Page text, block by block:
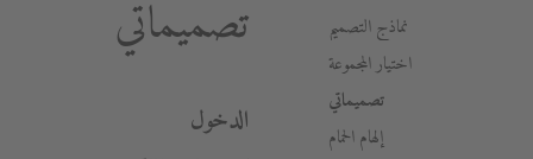
نماذج التصميم
اختيار المجموعة
تصميماتي
إلهام الحمام
تصميماتي
الدخول